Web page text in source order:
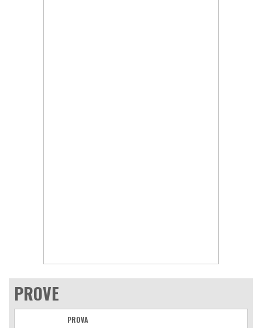
PROVE
PROVA